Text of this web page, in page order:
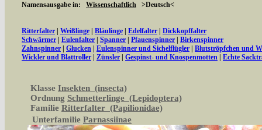
Namensausgabe in: Wissenschaftlich >Deutsch<
Ritterfalter Weißlinge Bläulinge Edelfalter
Dickkopffalter
Schwärmer
Eulenfalter Spanner Pfauenspinner
Birkenspinner
Zahnspinner
Glucken Eulenspinner und Sichelflügler
Blutströpfchen und
Wickler und Blattroller
Zünsler Gespinst- und Knospenmotten Echte
Klasse Insekten (insecta)
Ordnung Schmetterlinge (Lepidoptera)
Familie Ritterfalter (Papilionidae)
Unterfamilie Parnassiinae